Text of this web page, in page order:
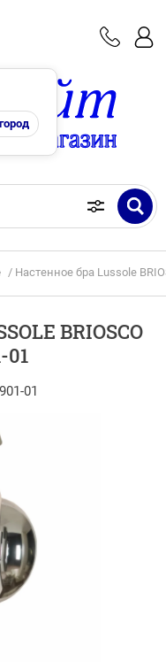
/ Настенное бра Lussole
BRIOSCO
01
01